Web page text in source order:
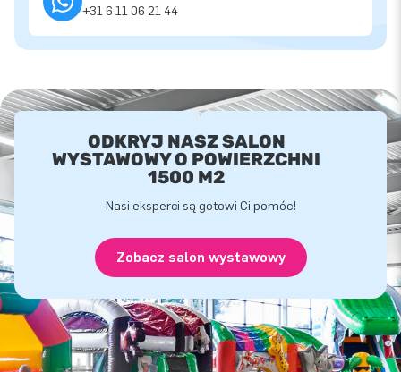
+31 6 11 06 21 44
ODKRYJ NASZ SALON
WYSTAWOWY O POWIERZCHNI
1500 M2
Nasi eksperci są gotowi Ci pomóc!
Zobacz salon wystawowy